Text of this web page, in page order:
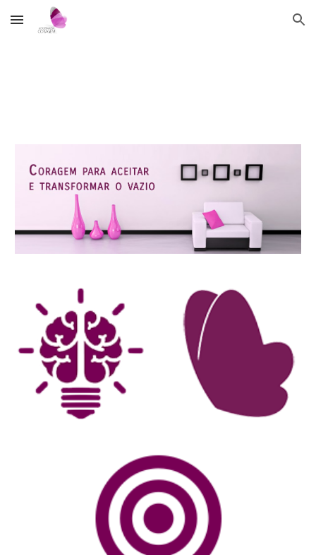
Skip to main content Skip to navigation